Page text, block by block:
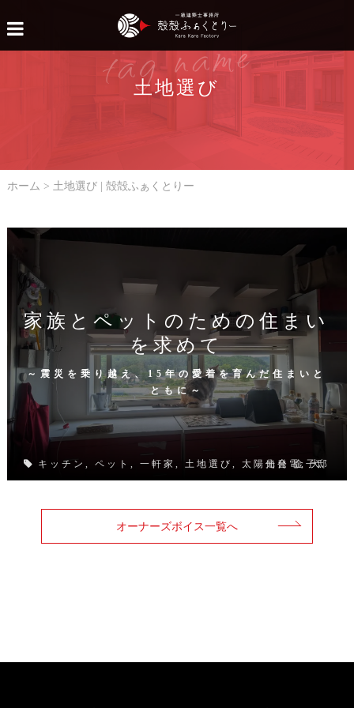
土地選び
tag name
ホーム > 土地選び | 殻殻ふぁくとりー
家族とペットのための住まい
を求めて
～震災を乗り越え、15年の愛着を育んだ住まいと
ともに～
キッチン, ペット, 一軒家, 土地選び, 太陽光発電, 犬
仙台 金子邸
オーナーズボイス一覧へ